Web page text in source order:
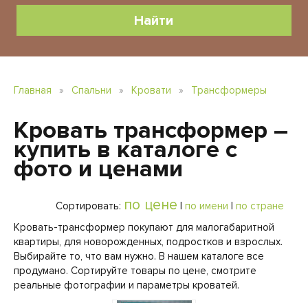
Главная » Спальни » Кровати » Трансформеры
Кровать трансформер –
купить в каталоге с
фото и ценами
Сортировать: по цене | по имени | по стране
Кровать-трансформер покупают для малогабаритной
квартиры, для новорожденных, подростков и взрослых.
Выбирайте то, что вам нужно. В нашем каталоге все
продумано. Сортируйте товары по цене, смотрите
реальные фотографии и параметры кроватей.